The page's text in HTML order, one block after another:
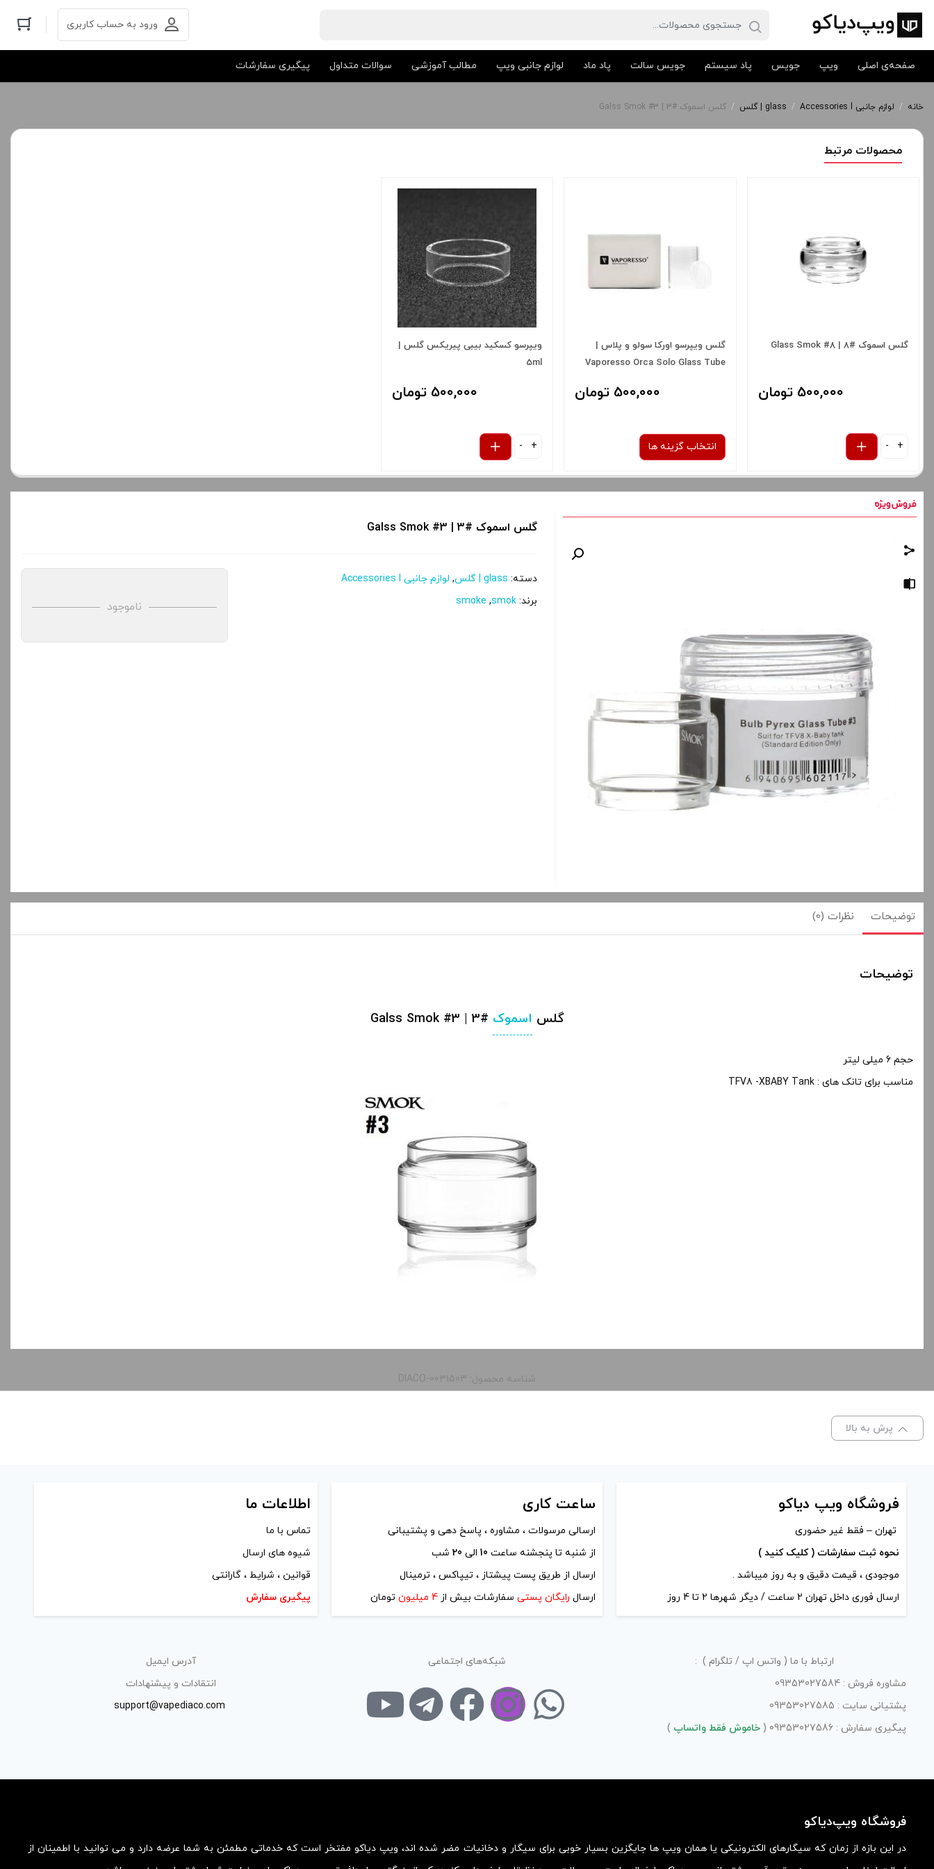
ورود به حساب کاربری
صفحه‌ی اصلی ویپ جویس پاد سیستم جویس سالت پاد ماد لوازم جانبی ویپ مطالب آموزشی سوالات متداول پیگیری سفارشات
خانه / لوازم جانبی Accessories l / glass | گلس / گلس اسموک #3 | Galss Smok #3
محصولات مرتبط
گلس اسموک #8 | Glass Smok #8
500,000 تومان
- +
گلس ویپرسو اورکا سولو و پلاس |
Vaporesso Orca Solo Glass Tube
500,000 تومان
انتخاب گزینه ها
ساعت پیش
تمامی قیمت ها بروز هستند.
افزودن به سبد خرید
ویپرسو کسکید بیبی پیریکس گلس |
5ml
500,000 تومان
- +
گلس اسموک #3 | Galss Smok #3
دسته: glass | گلس , لوازم جانبی Accessories l
برند:smok
,
smoke ناموجود
توضیحات نظرات (0)
توضیحات
گلس اسموک #3 | Galss Smok #3
حجم 6 میلی لیتر
مناسب برای تانک های : TFV8 -XBABY Tank
شناسه محصول: DIACO-0031503
پرش به بالا
فروشگاه ویپ دیاکو
تهران – فقط غیر حضوری
نحوه ثبت سفارشات ( کلیک کنید )
موجودی ، قیمت دقیق و به روز میباشد .
ارسال فوری داخل تهران 2 ساعت / دیگر شهرها 2 تا 4 روز
ساعت کاری
ارسالی مرسولات ، مشاوره ، پاسخ دهی و پشتیبانی
از شنبه تا پنجشنه ساعت 10الی 20شب
ارسال از طریق پست پیشتاز ، تیپاکس ، ترمینال
ارسال رایگان پستی سفارشات بیش از 4 میلیون تومان
اطلاعات ما
تماس با ما
شیوه های ارسال
قوانین ، شرایط ، گارانتی
پیگیری سفارش
ارتباط با ما ( واتس اپ / تلگرام ) :
مشاوره فروش : 09353027584
پشتیانی سایت : 09353027585
پیگیری سفارش : 09353027586 (
خاموش فقط واتساپ )
شبکه‌های اجتماعی
آدرس ایمیل
انتقادات و پیشنهادات
support@vapediaco.com
فروشگاه ویپ‌دیاکو
در این بازه از زمان که سیگارهای الکترونیکی یا همان ویپ ها جایگزین بسیار خوبی برای سیگار و دخانیات مضر شده اند، ویپ دیاکو مفتخر است که خدماتی مطمئن به شما عرضه دارد و می توانید با اطمینان از